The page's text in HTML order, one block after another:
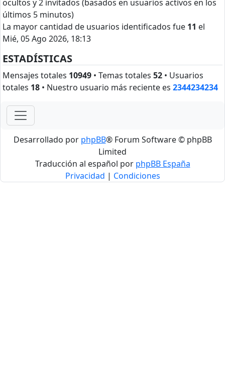
ocultos y 2 invitados (basados en usuarios activos en los
últimos 5 minutos)
La mayor cantidad de usuarios identificados fue 11 el
Mié, 05 Ago 2026, 18:13
ESTADÍSTICAS
Mensajes totales 10949 • Temas totales 52 • Usuarios
totales 18 • Nuestro usuario más reciente es 2344234234
Desarrollado por phpBB® Forum Software © phpBB
Limited
Traducción al español por phpBB España
Privacidad | Condiciones